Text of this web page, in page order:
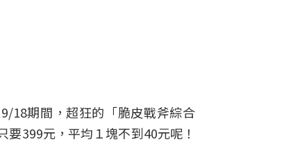
18期間，超狂的「脆皮戰斧綜合
399元，平均１塊不到40元呢！